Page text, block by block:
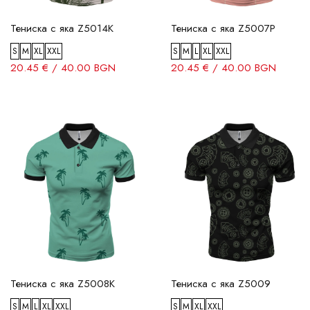
Тениска с яка Z5014K
S M XL XXL
20.45 € / 40.00 BGN
Тениска с яка Z5007P
S M L XL XXL
20.45 € / 40.00 BGN
Тениска с яка Z5008K
S M L XL XXL
Тениска с яка Z5009
S M XL XXL